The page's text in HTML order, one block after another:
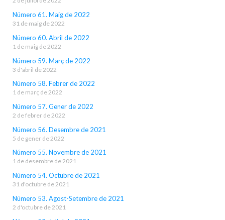
Número 61. Maig de 2022
31 de maig de 2022
Número 60. Abril de 2022
1 de maig de 2022
Número 59. Març de 2022
3 d'abril de 2022
Número 58. Febrer de 2022
1 de març de 2022
Número 57. Gener de 2022
2 de febrer de 2022
Número 56. Desembre de 2021
5 de gener de 2022
Número 55. Novembre de 2021
1 de desembre de 2021
Número 54. Octubre de 2021
31 d'octubre de 2021
Número 53. Agost-Setembre de 2021
2 d'octubre de 2021